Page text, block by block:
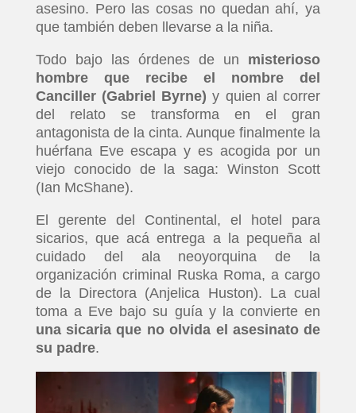
asesino. Pero las cosas no quedan ahí, ya
que también deben llevarse a la niña.
Todo bajo las órdenes de un misterioso
hombre que recibe el nombre del
Canciller (Gabriel Byrne) y quien al correr
del relato se transforma en el gran
antagonista de la cinta. Aunque finalmente la
huérfana Eve escapa y es acogida por un
viejo conocido de la saga: Winston Scott
(Ian McShane).
El gerente del Continental, el hotel para
sicarios, que acá entrega a la pequeña al
cuidado del ala neoyorquina de la
organización criminal Ruska Roma, a cargo
de la Directora (Anjelica Huston). La cual
toma a Eve bajo su guía y la convierte en
una sicaria que no olvida el asesinato de
su padre.